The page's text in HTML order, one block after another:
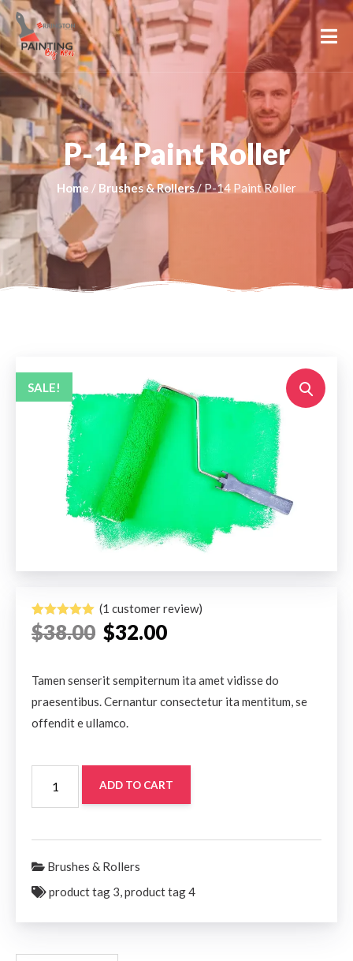
P-14 Paint Roller
Home / Brushes & Rollers/ P-14 Paint Roller
SALE!
Rated5.00
out of 5
1
rating
(1 customer review)
$38.00 $32.00
Tamen senserit sempiternum ita amet vidisse do
praesentibus. Cernantur consectetur ita mentitum, se
offendit e ullamco.
Roller
quantity
ADD TO CART
Brushes & Rollers
product tag 3,product tag 4